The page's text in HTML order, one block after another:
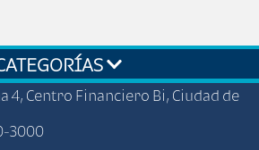
4, Centro Financiero Bi, Ciudad de
3000